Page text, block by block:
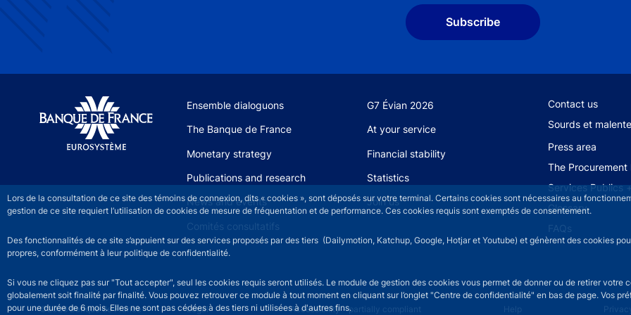
Lors de la consultation de ce site des témoins de connexion, dits « cookies », sont déposés sur votre terminal. Certains cookies sont nécessaires au
gestion de ce site requiert l’utilisation de cookies de mesure de fréquentation et de performance. Ces cookies requis sont exemptés de consentement.
Des fonctionnalités de ce site s’appuient sur des services proposés par des tiers (Dailymotion, Katchup, Google, Hotjar et Youtube) et génèrent des cookies
propres, conformément à leur politique de confidentialité.
Si vous ne cliquez pas sur "Tout accepter", seul les cookies requis seront utilisés. Le module de gestion des cookies vous permet de donner ou de retirer votre
globalement soit finalité par finalité. Vous pouvez retrouver ce module à tout moment en cliquant sur l’onglet "Centre de confidentialité" en bas de page. Vos
pour une durée de 6 mois. Elles ne sont pas cédées à des tiers ni utilisées à d'autres fins.
Subscribe
Site navigation
Ensemble dialoguons G7 Évian 2026
The Banque de France At your service
Monetary strategy Financial stability
Publications and research Statistics
News and events Join us
Comités consultatifs
Footer secondary
Contact us
Sourds et
Press area
The Procurement
Services Publics
Glossary
FAQs
©2026 Banque de France Footer legal notice menu
Legal Accessibility - partially compliant Help